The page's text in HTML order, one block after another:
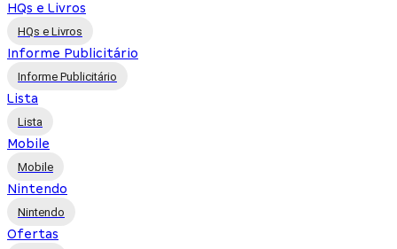
HQs e Livros
HQs e Livros
Informe Publicitário
Informe Publicitário
Lista
Lista
Mobile
Mobile
Nintendo
Nintendo
Ofertas